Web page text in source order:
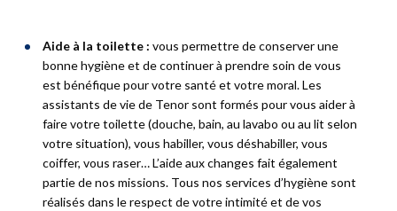
Aide à la toilette : vous permettre de conserver une
bonne hygiène et de continuer à prendre soin de vous
est bénéfique pour votre santé et votre moral. Les
assistants de vie de Tenor sont formés pour vous aider à
faire votre toilette (douche, bain, au lavabo ou au lit selon
votre situation), vous habiller, vous déshabiller, vous
coiffer, vous raser… L’aide aux changes fait également
partie de nos missions. Tous nos services d’hygiène sont
réalisés dans le respect de votre intimité et de vos